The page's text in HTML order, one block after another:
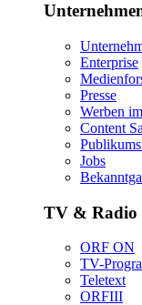
Enterprise
Presse
Jobs
TV&Radio
ORFON
TV-
Teletext
ORFIII